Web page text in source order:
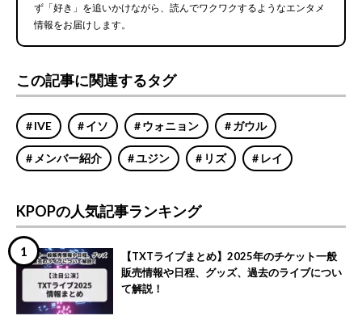
ず「好き」を追いかけながら、読んでワクワクするようなエンタメ
情報をお届けします。
この記事に関連するタグ
IVE イソ ウォニョン ガウル
メンバー紹介 ユジン リズ レイ
KPOPの人気記事ランキング
【TXTライブまとめ】2025年のチケット一般
販売情報や日程、グッズ、過去のライブについ
て解説！